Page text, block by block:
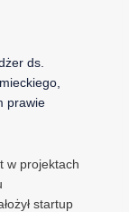
ds.
prawie
w projektach
startup